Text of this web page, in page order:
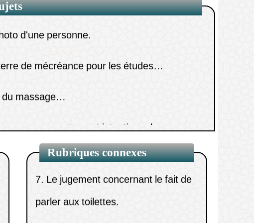
Rubriques connexes
ablutions et du jeûne au sujet
desquelles il y a unanimit
6.Le jugement concernant
l’orthodontie (redressement des
7.Le jugement concernant le fait de
parler aux toilettes.
8.Comment allonger les traces des